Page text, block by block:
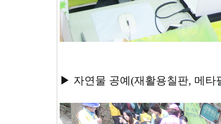
▶ 자연물 공예(재활용칠판, 메타